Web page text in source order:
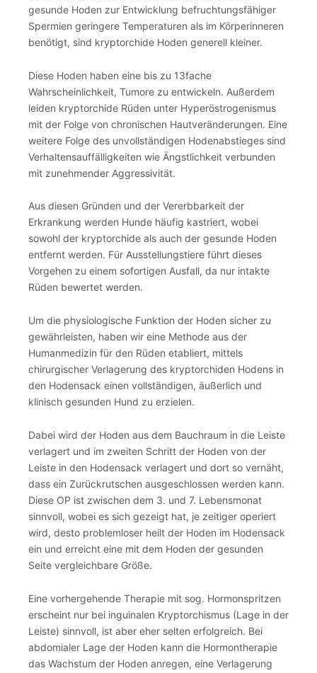
gesunde Hoden zur Entwicklung befruchtungsfähiger
Spermien geringere Temperaturen als im Körperinneren
benötigt, sind kryptorchide Hoden generell kleiner.
Diese Hoden haben eine bis zu 13fache
Wahrscheinlichkeit, Tumore zu entwickeln. Außerdem
leiden kryptorchide Rüden unter Hyperöstrogenismus
mit der Folge von chronischen Hautveränderungen. Eine
weitere Folge des unvollständigen Hodenabstieges sind
Verhaltensauffälligkeiten wie Ängstlichkeit verbunden
mit zunehmender Aggressivität.
Aus diesen Gründen und der Vererbbarkeit der
Erkrankung werden Hunde häufig kastriert, wobei
sowohl der kryptorchide als auch der gesunde Hoden
entfernt werden. Für Ausstellungstiere führt dieses
Vorgehen zu einem sofortigen Ausfall, da nur intakte
Rüden bewertet werden.
Um die physiologische Funktion der Hoden sicher zu
gewährleisten, haben wir eine Methode aus der
Humanmedizin für den Rüden etabliert, mittels
chirurgischer Verlagerung des kryptorchiden Hodens in
den Hodensack einen vollständigen, äußerlich und
klinisch gesunden Hund zu erzielen.
Dabei wird der Hoden aus dem Bauchraum in die Leiste
verlagert und im zweiten Schritt der Hoden von der
Leiste in den Hodensack verlagert und dort so vernäht,
dass ein Zurückrutschen ausgeschlossen werden kann.
Diese OP ist zwischen dem 3. und 7. Lebensmonat
sinnvoll, wobei es sich gezeigt hat, je zeitiger operiert
wird, desto problemloser heilt der Hoden im Hodensack
ein und erreicht eine mit dem Hoden der gesunden
Seite vergleichbare Größe.
Eine vorhergehende Therapie mit sog. Hormonspritzen
erscheint nur bei inguinalen Kryptorchismus (Lage in der
Leiste) sinnvoll, ist aber eher selten erfolgreich. Bei
abdomialer Lage der Hoden kann die Hormontherapie
das Wachstum der Hoden anregen, eine Verlagerung